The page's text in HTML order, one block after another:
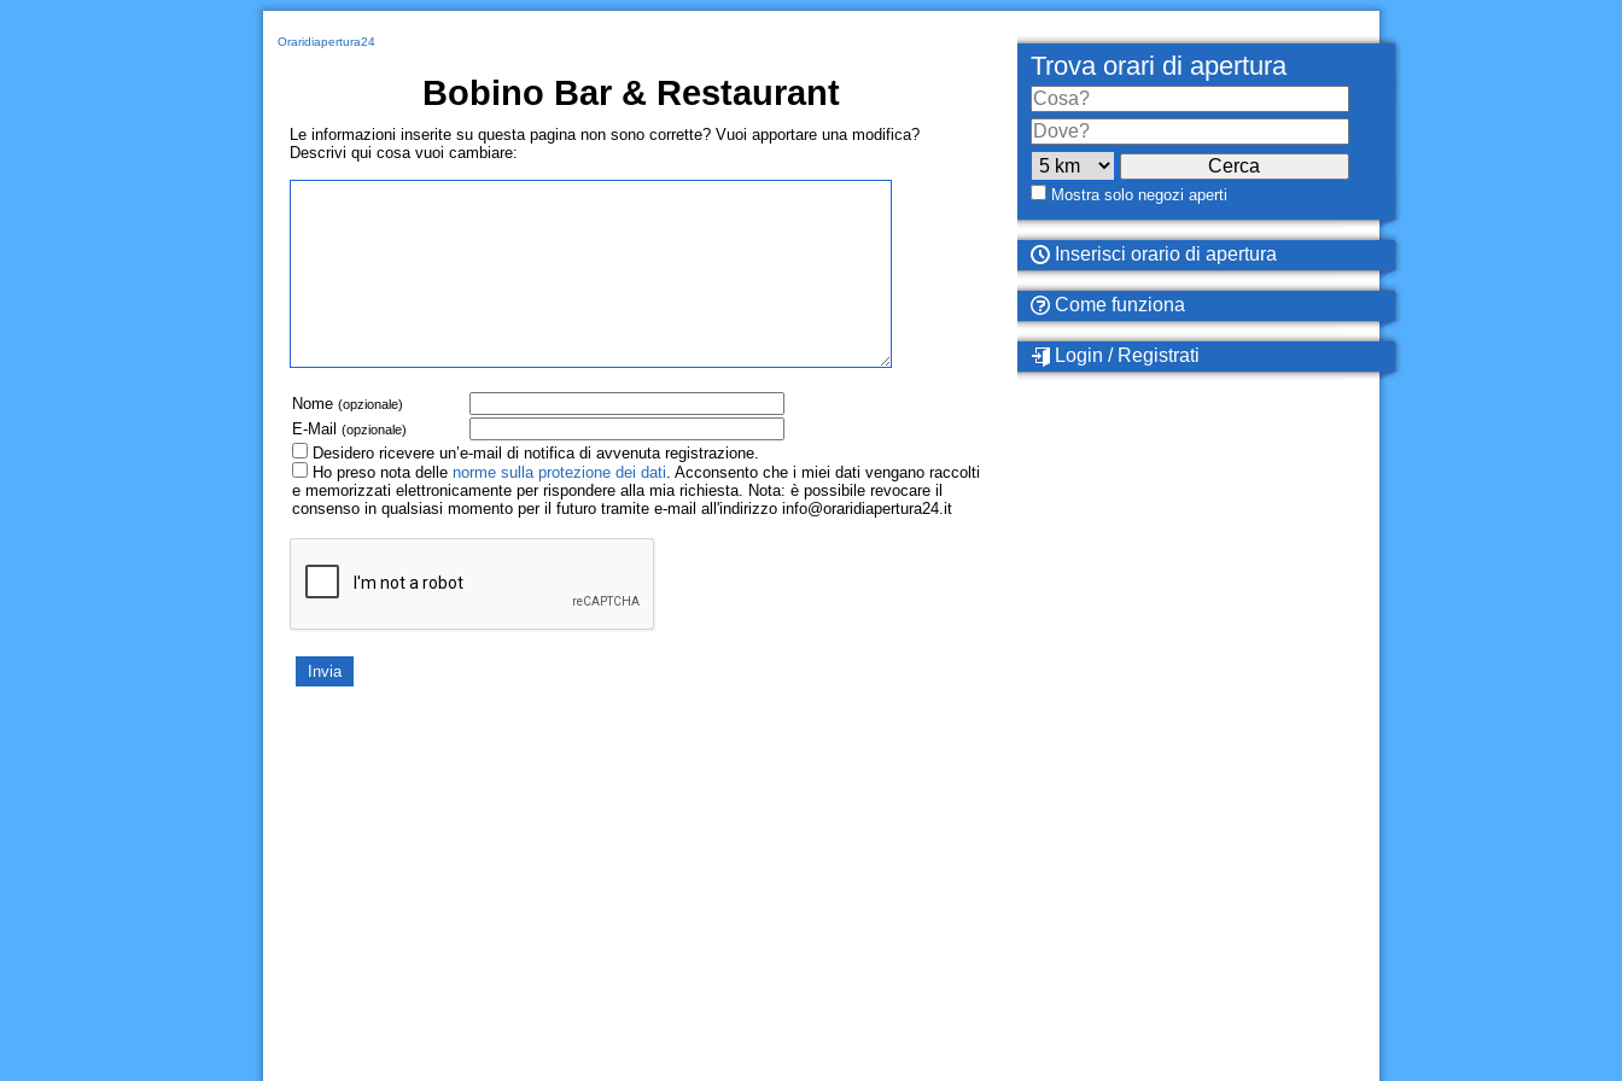
Oraridiapertura24
Bobino Bar & Restaurant
Le informazioni inserite su questa pagina non sono corrette? Vuoi apportare una modifica?
Descrivi qui cosa vuoi cambiare:
Nome (opzionale)
E-Mail (opzionale)
Desidero ricevere un’e-mail di notifica di avvenuta registrazione.
Ho preso nota delle norme sulla protezione dei dati. Acconsento che i miei dati vengano raccolti
e memorizzati elettronicamente per rispondere alla mia richiesta. Nota: è possibile revocare il
consenso in qualsiasi momento per il futuro tramite e-mail all'indirizzo info@oraridiapertura24.it
Trova orari di apertura
Mostra solo negozi aperti
Inserisci orario di apertura
Come funziona
Login / Registrati